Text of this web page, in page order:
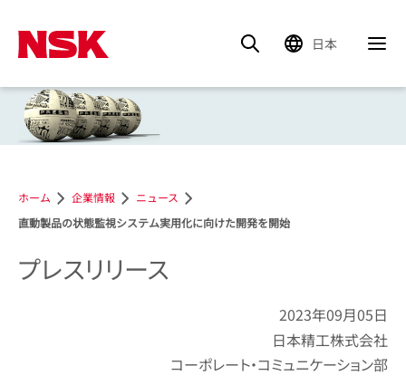
ホーム 企業情報
ニュース
直動製品の状態監視システム実用化に向けた開発を開始
日本
プレスリリース
2023年09月05日
日本精工株式会社
コーポレート・コミュニケーション部